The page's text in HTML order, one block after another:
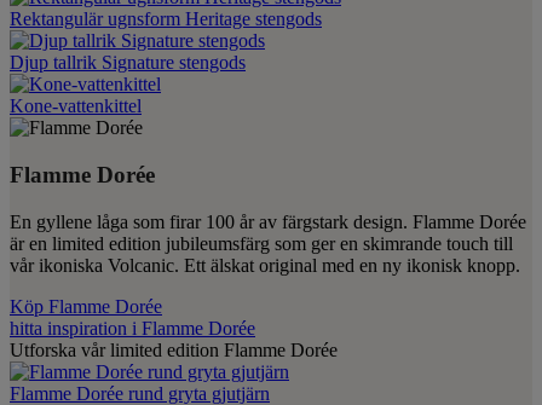
Rektangulär ugnsform Heritage stengods
Djup tallrik Signature stengods
Kone-vattenkittel
Flamme Dorée
En gyllene låga som firar 100 år av färgstark design. Flamme Dorée
är en limited edition jubileumsfärg som ger en skimrande touch till
vår ikoniska Volcanic. Ett älskat original med en ny ikonisk knopp.
Köp Flamme Dorée
hitta inspiration i Flamme Dorée
Utforska vår limited edition Flamme Dorée
Flamme Dorée rund gryta gjutjärn